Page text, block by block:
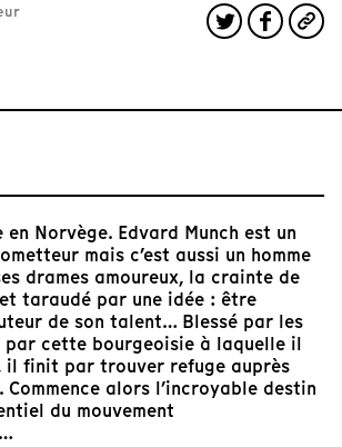
en Norvège. Edvard Munch est un
mais c’est aussi un homme
drames amoureux, la crainte de
taraudé par une idée : être
de son talent… Blessé par les
cette bourgeoisie à laquelle il
il finit par trouver refuge auprès
Commence alors l’incroyable destin
du mouvement